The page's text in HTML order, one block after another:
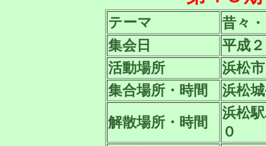
テーマ 昔々
集会日
平成
活動場所
浜松
集合場所・時間
浜松
解散場所・時間
浜松
０